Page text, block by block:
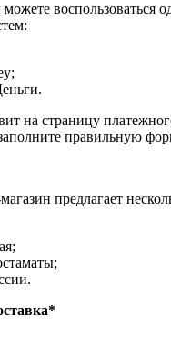
воспользоваться
на страницу
правильную
предлагает